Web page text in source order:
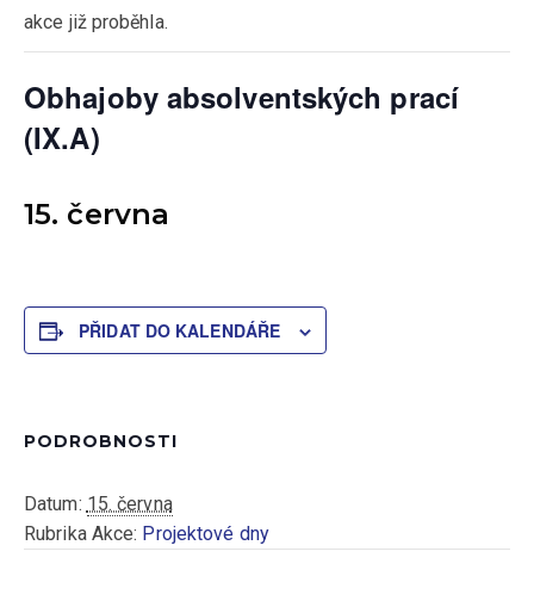
akce již proběhla.
Obhajoby absolventských prací
(IX.A)
15. června
PŘIDAT DO KALENDÁŘE
PODROBNOSTI
Datum: 15. června
Rubrika Akce: Projektové dny